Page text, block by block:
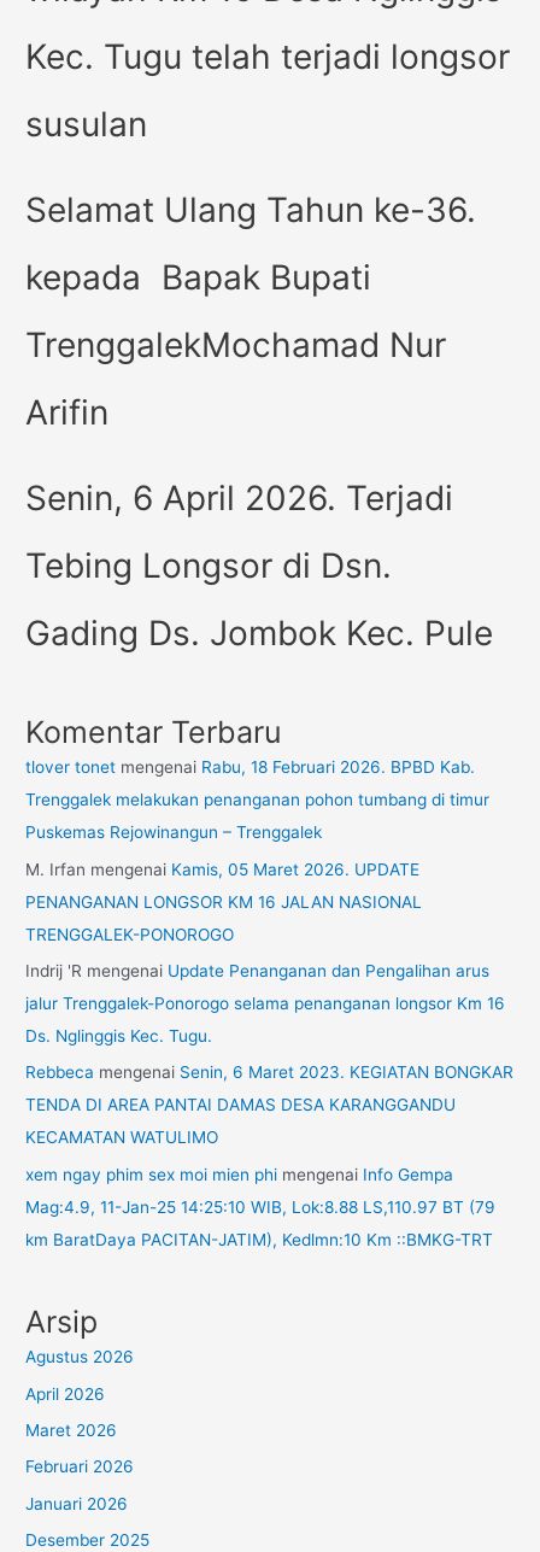
Kec. Tugu telah terjadi longsor
susulan
Selamat Ulang Tahun ke-36.
kepada Bapak Bupati
TrenggalekMochamad Nur
Arifin
Senin, 6 April 2026. Terjadi
Tebing Longsor di Dsn.
Gading Ds. Jombok Kec. Pule
Komentar Terbaru
tlover tonet mengenai Rabu, 18 Februari 2026. BPBD Kab.
Trenggalek melakukan penanganan pohon tumbang di timur
Puskemas Rejowinangun – Trenggalek
M. Irfan mengenai Kamis, 05 Maret 2026. UPDATE
PENANGANAN LONGSOR KM 16 JALAN NASIONAL
TRENGGALEK-PONOROGO
Indrij 'R mengenai Update Penanganan dan Pengalihan arus
jalur Trenggalek-Ponorogo selama penanganan longsor Km 16
Ds. Nglinggis Kec. Tugu.
Rebbeca mengenai Senin, 6 Maret 2023. KEGIATAN BONGKAR
TENDA DI AREA PANTAI DAMAS DESA KARANGGANDU
KECAMATAN WATULIMO
xem ngay phim sex moi mien phi mengenai Info Gempa
Mag:4.9, 11-Jan-25 14:25:10 WIB, Lok:8.88 LS,110.97 BT (79
km BaratDaya PACITAN-JATIM), Kedlmn:10 Km ::BMKG-TRT
Arsip
Agustus 2026
April 2026
Maret 2026
Februari 2026
Januari 2026
Desember 2025